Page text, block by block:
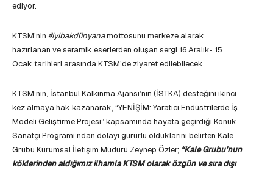
ediyor.
KTSM’nin #iyibakdünyanamottosunu merkeze alarak
hazırlanan ve seramik eserlerden oluşan sergi 16 Aralık- 15
Ocak tarihleri arasında KTSM’de ziyaret edilebilecek.
KTSM’nin, İstanbul Kalkınma Ajansı’nın (İSTKA) desteğini ikinci
kez almaya hak kazanarak, “YENİŞİM: Yaratıcı Endüstrilerde İş
Modeli Geliştirme Projesi” kapsamında hayata geçirdiği Konuk
Sanatçı Programı’ndan dolayı gururlu olduklarını belirten Kale
Grubu Kurumsal İletişim Müdürü Zeynep Özler; “Kale Grubu’nun
köklerinden aldığımız ilhamla KTSM olarak özgün ve sıra dışı